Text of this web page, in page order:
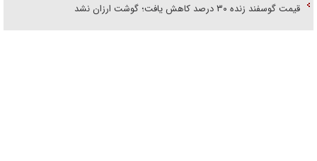
قیمت گوسفند زنده ۳۰ درصد کاهش یافت؛ گوشت ارزان نشد